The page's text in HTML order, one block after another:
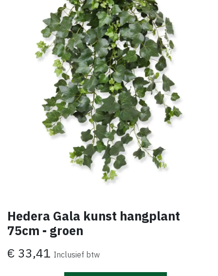
Hedera Gala kunst hangplant
75cm - groen
€ 33,41 Inclusief btw